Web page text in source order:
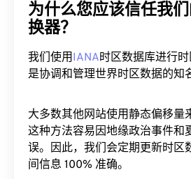
为什么您应该信任我
换器？
我们使用IANA时区数据库进行
是协调和管理世界时区数据的知
大多数其他网站使用静态偏移量
这种方法容易因地缘政治事件和
误。因此，我们会定期更新时区
间信息 100% 准确。